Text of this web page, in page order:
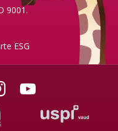
9001.
ESG